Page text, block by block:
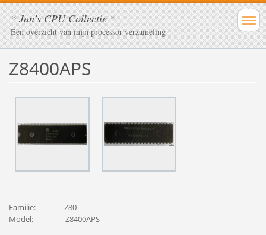
* Jan's CPU Collectie *
Een overzicht van mijn processor verzameling
Z8400APS
Familie: Z80
Model: Z8400APS